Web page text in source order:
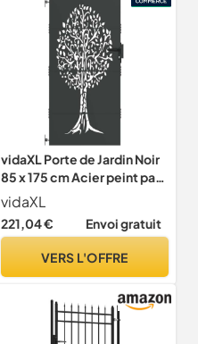
vidaXL Porte de Jardin Noir
85 x 175 cm Acier peint par
poudre, Jardin et terrasse,
portail rectangulaire
moderne, entrée stylée,
écolo
vidaXL
221,04 € Envoi gratuit
VERS L'OFFRE